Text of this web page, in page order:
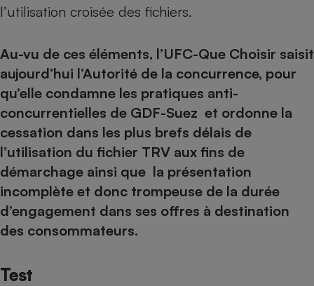
l’utilisation croisée des fichiers.
Au-vu de ces éléments, l’UFC-Que Choisir saisit
aujourd’hui l’Autorité de la concurrence, pour
qu’elle condamne les pratiques anti-
concurrentielles de GDF-Suez et ordonne la
cessation dans les plus brefs délais de
l’utilisation du fichier TRV aux fins de
démarchage ainsi que la présentation
incomplète et donc trompeuse de la durée
d’engagement dans ses offres à destination
des consommateurs.
Test